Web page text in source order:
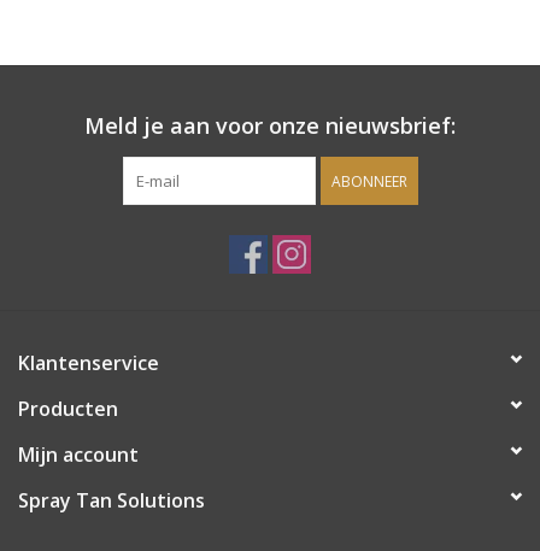
Onderdelen
Ventilatoren / Afzuiging
adviesgesprek met ons!
Suntana
Meld je aan voor onze nieuwsbrief:
ABONNEER
Klantenservice
Producten
Mijn account
Spray Tan Solutions